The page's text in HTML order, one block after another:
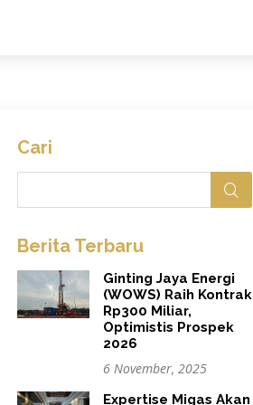
Cari
Berita Terbaru
Ginting Jaya Energi
(WOWS) Raih Kontrak
Rp300 Miliar,
Optimistis Prospek
2026
6 November, 2025
Expertise Migas Akan